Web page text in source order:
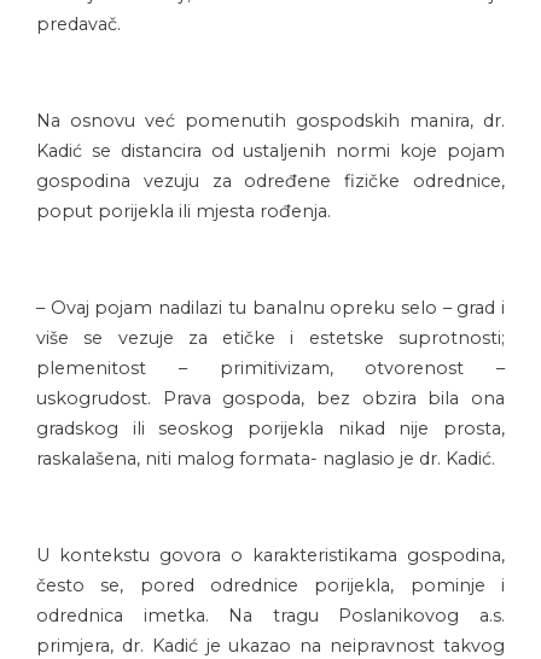
predavač.
Na osnovu već pomenutih gospodskih manira, dr.
Kadić se distancira od ustaljenih normi koje pojam
gospodina vezuju za određene fizičke odrednice,
poput porijekla ili mjesta rođenja.
– Ovaj pojam nadilazi tu banalnu opreku selo – grad i
više se vezuje za etičke i estetske suprotnosti;
plemenitost – primitivizam, otvorenost –
uskogrudost. Prava gospoda, bez obzira bila ona
gradskog ili seoskog porijekla nikad nije prosta,
raskalašena, niti malog formata- naglasio je dr. Kadić.
U kontekstu govora o karakteristikama gospodina,
često se, pored odrednice porijekla, pominje i
odrednica imetka. Na tragu Poslanikovog a.s.
primjera, dr. Kadić je ukazao na neipravnost takvog